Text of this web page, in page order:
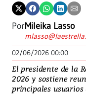
PorMileika Lasso
02/06/2026 00:00
El presidente de la
2026 y sostiene
principales